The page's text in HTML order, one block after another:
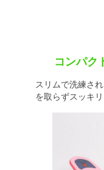
コンパク
スリムで洗練さ
を取らずスッキ